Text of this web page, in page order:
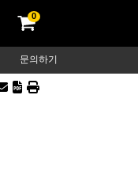
0
문의하기